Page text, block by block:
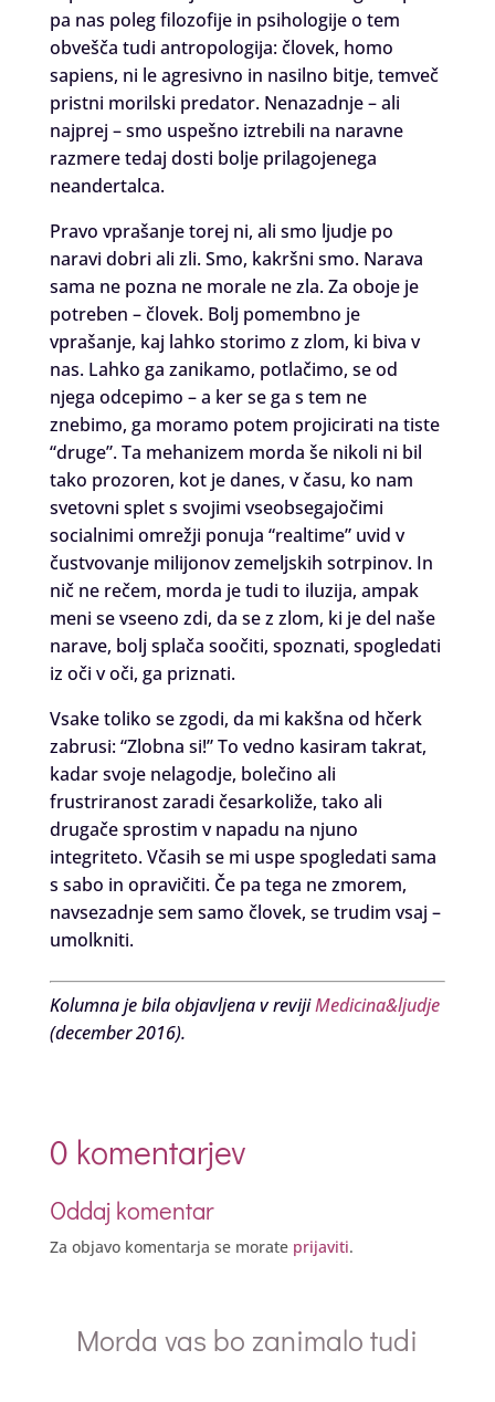
pa nas poleg filozofije in psihologije o tem
obvešča tudi antropologija: človek, homo
sapiens, ni le agresivno in nasilno bitje, temveč
pristni morilski predator. Nenazadnje – ali
najprej – smo uspešno iztrebili na naravne
razmere tedaj dosti bolje prilagojenega
neandertalca.
Pravo vprašanje torej ni, ali smo ljudje po
naravi dobri ali zli. Smo, kakršni smo. Narava
sama ne pozna ne morale ne zla. Za oboje je
potreben – človek. Bolj pomembno je
vprašanje, kaj lahko storimo z zlom, ki biva v
nas. Lahko ga zanikamo, potlačimo, se od
njega odcepimo – a ker se ga s tem ne
znebimo, ga moramo potem projicirati na tiste
“druge”. Ta mehanizem morda še nikoli ni bil
tako prozoren, kot je danes, v času, ko nam
svetovni splet s svojimi vseobsegajočimi
socialnimi omrežji ponuja “realtime” uvid v
čustvovanje milijonov zemeljskih sotrpinov. In
nič ne rečem, morda je tudi to iluzija, ampak
meni se vseeno zdi, da se z zlom, ki je del naše
narave, bolj splača soočiti, spoznati, spogledati
iz oči v oči, ga priznati.
Vsake toliko se zgodi, da mi kakšna od hčerk
zabrusi: “Zlobna si!” To vedno kasiram takrat,
kadar svoje nelagodje, bolečino ali
frustriranost zaradi česarkoliže, tako ali
drugače sprostim v napadu na njuno
integriteto. Včasih se mi uspe spogledati sama
s sabo in opravičiti. Če pa tega ne zmorem,
navsezadnje sem samo človek, se trudim vsaj –
umolkniti.
Kolumna je bila objavljena v revijiMedicina&ljudje
(december 2016).
0 komentarjev
Oddaj komentar
Za objavo komentarja se morate prijaviti.
Morda vas bo zanimalo tudi